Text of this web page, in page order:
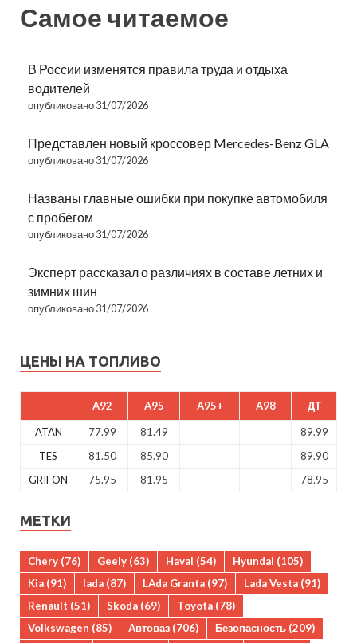
Самое читаемое
В России изменятся правила труда и отдыха
водителей
опубликовано 31/07/2026
Представлен новый кроссовер Mercedes-Benz GLA
опубликовано 31/07/2026
Названы главные ошибки при покупке автомобиля
с пробегом
опубликовано 31/07/2026
Эксперт рассказал о различиях в составе летних и
зимних шин
опубликовано 31/07/2026
ЦЕНЫ НА ТОПЛИВО
A92 A95 A95+ A98 ДТ
ATAN 77.99 81.49
89.99
TES
81.50 85.90
89.90
GRIFON
75.95 81.95 78.95
МЕТКИ
Chery (76) Geely (63) Haval (54) Hyundai (105)
Kia (91) lada (87) LAda Granta (97) Lada Vesta (91)
Renault (51) Skoda (69) Toyota (78)
Volkswagen (85) Автоваз (706) Безопасность (209)